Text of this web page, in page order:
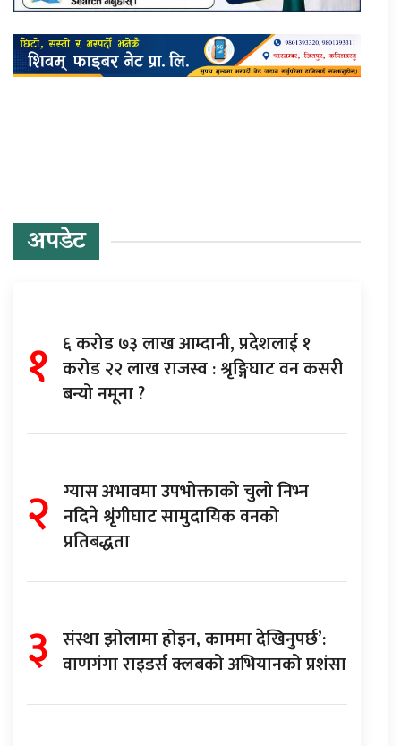
अपडेट
१ ६ करोड ७३ लाख आम्दानी, प्रदेशलाई १
करोड २२ लाख राजस्व : श्रृङ्गिघाट वन कसरी
बन्यो नमूना ?
२ ग्यास अभावमा उपभोक्ताको चुलो निभ्न
नदिने श्रृंगीघाट सामुदायिक वनको
प्रतिबद्धता
३ संस्था झोलामा होइन, काममा देखिनुपर्छ’:
वाणगंगा राइडर्स क्लबको अभियानको प्रशंसा